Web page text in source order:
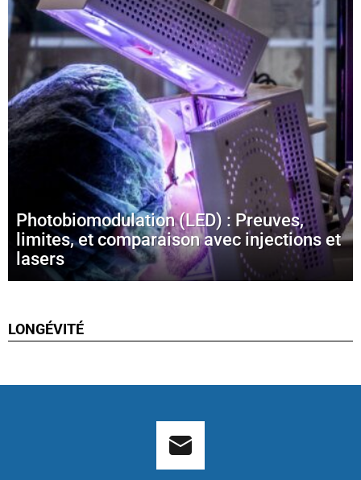
Photobiomodulation (LED) : Preuves,
limites, et comparaison avec injections et
lasers
LONGÉVITÉ